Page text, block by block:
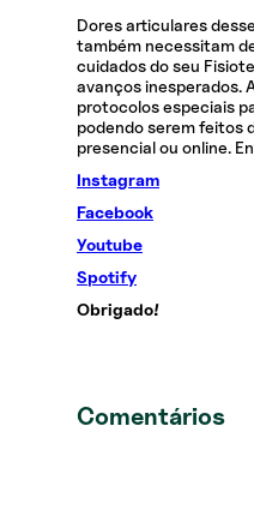
Dores articulares
também necessitam
cuidados do seu
avanços inesperados.
protocolos especiais
podendo serem feitos
presencial ou online.
Instagram
Facebook
Youtube
Spotify
Obrigado!
Comentários